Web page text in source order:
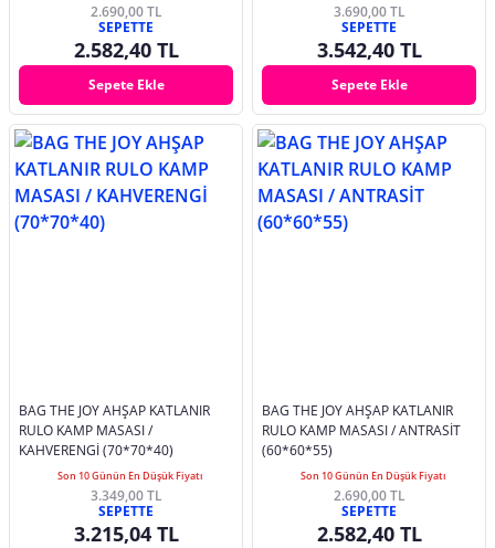
2.690,00 TL
SEPETTE
2.582,40 TL
Sepete Ekle
3.690,00 TL
SEPETTE
3.542,40 TL
Sepete Ekle
BAG THE JOY AHŞAP KATLANIR
RULO KAMP MASASI /
KAHVERENGİ (70*70*40)
Son 10 Günün En Düşük Fiyatı
3.349,00 TL
SEPETTE
3.215,04 TL
BAG THE JOY AHŞAP KATLANIR
RULO KAMP MASASI / ANTRASİT
(60*60*55)
Son 10 Günün En Düşük Fiyatı
2.690,00 TL
SEPETTE
2.582,40 TL